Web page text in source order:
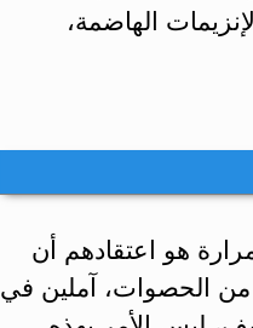
الهاضمة،
هو اعتقادهم أن
الحصوات، آملين في